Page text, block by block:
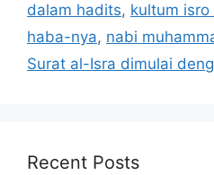
dalam hadits, kultum isro
haba-nya, nabi
Surat al-Isra dimulai
Recent Posts